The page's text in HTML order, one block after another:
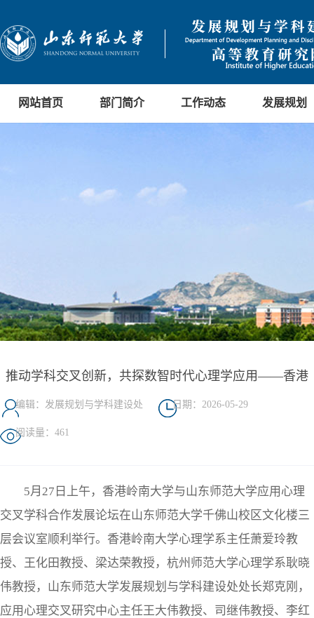
网站首页 部门简介 工作动态 发展规划
推动学科交叉创新，共探数智时代心理学应用——香港
岭南大学与山东师范大学应用心理交叉学科合作发展论
坛成功举办
编辑：发展规划与学科建设处 日期：2026-05-29
阅读量： 461
5月27日上午，香港岭南大学与山东师范大学应用心理
交叉学科合作发展论坛在山东师范大学千佛山校区文化楼三
层会议室顺利举行。香港岭南大学心理学系主任萧爱玲教
授、王化田教授、梁达荣教授，杭州师范大学心理学系耿晓
伟教授，山东师范大学发展规划与学科建设处处长郑克刚，
应用心理交叉研究中心主任王大伟教授、司继伟教授、李红